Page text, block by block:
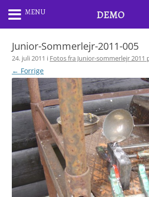
Junior-Sommerlejr-2011-005
24. juli 2011 i Fotos fra Junior-sommerlejr 2011
← Forrige
MENU DEMO